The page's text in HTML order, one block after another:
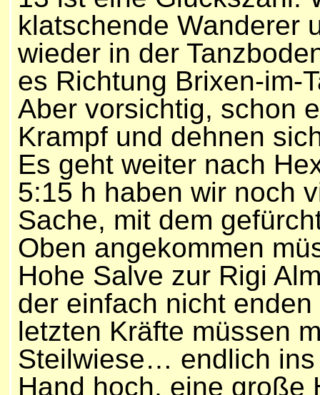
klatschende Wanderer
wieder in der
es Richtung Brixen-im-
Aber vorsichtig, schon
Krampf und dehnen
Es geht weiter nach
5:15 h haben wir noch
Sache, mit dem
Oben angekommen
Hohe Salve zur Rigi
der einfach nicht
letzten Kräfte müssen
Steilwiese… endlich
Hand hoch, eine große